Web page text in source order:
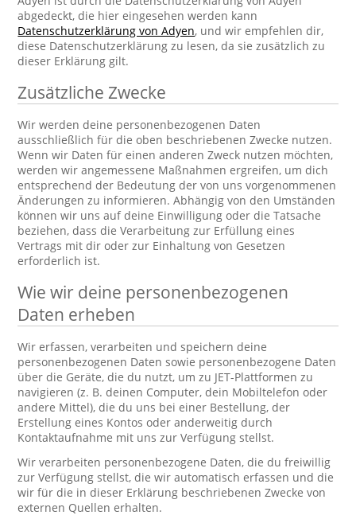
abgedeckt, die hier eingesehen werden kann
Datenschutzerklärung von Adyen, und wir empfehlen dir,
diese Datenschutzerklärung zu lesen, da sie zusätzlich zu
dieser Erklärung gilt.
Zusätzliche Zwecke
Wir werden deine personenbezogenen Daten
ausschließlich für die oben beschriebenen Zwecke nutzen.
Wenn wir Daten für einen anderen Zweck nutzen möchten,
werden wir angemessene Maßnahmen ergreifen, um dich
entsprechend der Bedeutung der von uns vorgenommenen
Änderungen zu informieren. Abhängig von den Umständen
können wir uns auf deine Einwilligung oder die Tatsache
beziehen, dass die Verarbeitung zur Erfüllung eines
Vertrags mit dir oder zur Einhaltung von Gesetzen
erforderlich ist.
Wie wir deine personenbezogenen
Daten erheben
Wir erfassen, verarbeiten und speichern deine
personenbezogenen Daten sowie personenbezogene Daten
über die Geräte, die du nutzt, um zu JET-Plattformen zu
navigieren (z. B. deinen Computer, dein Mobiltelefon oder
andere Mittel), die du uns bei einer Bestellung, der
Erstellung eines Kontos oder anderweitig durch
Kontaktaufnahme mit uns zur Verfügung stellst.
Wir verarbeiten personenbezogene Daten, die du freiwillig
zur Verfügung stellst, die wir automatisch erfassen und die
wir für die in dieser Erklärung beschriebenen Zwecke von
externen Quellen erhalten.